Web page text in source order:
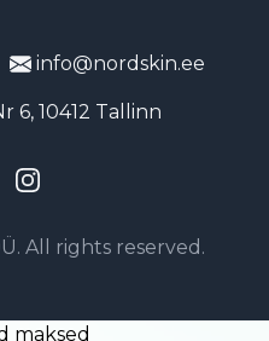
info@nordskin.ee
6, 10412 Tallinn
Instagram
All rights reserved.
maksed